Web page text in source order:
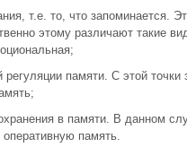
т.е. то, что запоминается.
этому различают такие
регуляции памяти. С этой
в памяти. В данном
память.